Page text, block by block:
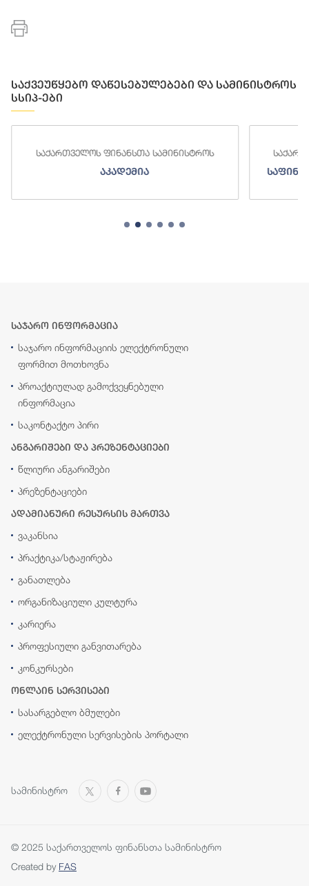
საქვეუწყებო დაწესებულებები და სამინისტროს
სსიპ-ები
საქართველოს ფინანსთა სამინისტროს
აკადემია
საჯარო ინფორმაცია
საჯარო ინფორმაციის ელექტრონული
ფორმით მოთხოვნა
პროაქტიულად გამოქვეყნებული
ინფორმაცია
საკონტაქტო პირი
ანგარიშები და პრეზენტაციები
წლიური ანგარიშები
პრეზენტაციები
ადამიანური რესურსის მართვა
ვაკანსია
პრაქტიკა/სტაჟირება
განათლება
ორგანიზაციული კულტურა
კარიერა
პროფესიული განვითარება
კონკურსები
ონლაინ სერვისები
სასარგებლო ბმულები
ელექტრონული სერვისების პორტალი
სამინისტრო
© 2025 საქართველოს ფინანსთა სამინისტრო
Created by FAS